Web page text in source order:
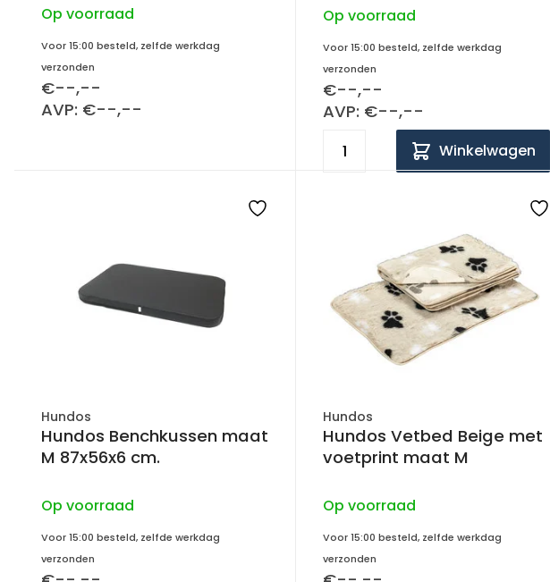
Op voorraad
Voor 15:00 besteld, zelfde werkdag
verzonden
€--,--
AVP: €--,--
Op voorraad
Voor 15:00 besteld, zelfde werkdag
verzonden
€--,--
AVP: €--,--
Winkelwagen
Hundos
Hundos Benchkussen maat
M 87x56x6 cm.
Op voorraad
Voor 15:00 besteld, zelfde werkdag
verzonden
Hundos
Hundos Vetbed Beige met
voetprint maat M
Op voorraad
Voor 15:00 besteld, zelfde werkdag
verzonden